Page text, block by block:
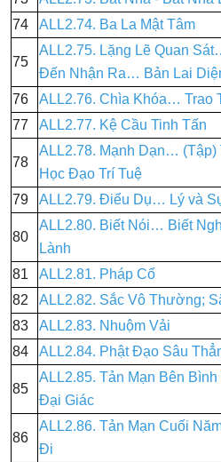
74
ALL2.74. Ba La Mật Tâm
75
ALL2.75. Lặng Lẽ Quan
Đến Nhận Ra… Bản Lai
76
ALL2.76. Chìa Khóa… Trao
77
ALL2.77. Kệ Cầu Tinh Tấn
78
ALL2.78. Mạnh Dạn…
Học Đạo Trí Tuệ
79
ALL2.79. Điểu Dụ… Lý và
80
ALL2.80. Biết Nói… Biết
Lành
81
ALL2.81. Pháp Cổ
82
ALL2.82. Sắc Vô Thường;
83
ALL2.83. Nhuộm Vải
84
ALL2.84. Phật Đạo Sâu
85
ALL2.85. Tản Mạn Bên
Đại Giác
86
ALL2.86. Tản Mạn Cuối
Đi